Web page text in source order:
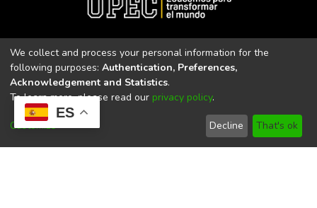
ES
Universidad Politécnica Estatal del Carchi
Universidad Politécnica Estatal del Carchi | Acreditada por el
CACES Resolución N°. 160-SE-33-CACES-2020
We collect and process your personal information for the
following purposes: Authentication, Preferences,
Acknowledgement and Statistics.
To learn more, please read our privacy policy.
Customize Decline That's ok